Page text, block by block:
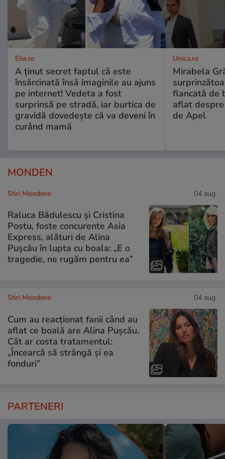
Elle.ro
A ținut secret faptul că este
însărcinată însă imaginile au ajuns
pe internet! Vedeta a fost
surprinsă pe stradă, iar burtica de
gravidă dovedește că va deveni în
curând mamă
Unica.ro
Mirabela
flancată de
aflat
de Apel
MONDEN
Stiri Mondene 04 aug.
Raluca Bădulescu și Cristina
Postu, foste concurente Asia
Express, alături de Alina
Pușcău în lupta cu boala: „E o
tragedie, ne rugăm pentru ea”
Stiri Mondene 04 aug.
Cum au reacționat fanii când au
aflat ce boală are Alina Pușcău.
Cât ar costa tratamentul:
„Încearcă să strângă și ea
fonduri”
PARTENERI